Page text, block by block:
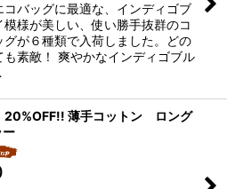
コバッグに最適な、インディゴブ
模様が美しい、使い勝手抜群のコ
グが６種類で入荷しました。どの
も素敵！ 爽やかなインディゴブル
薄手コットン ロング
ー